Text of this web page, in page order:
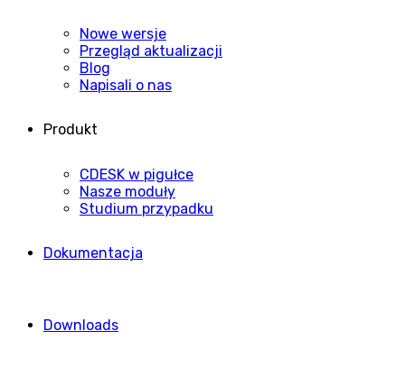
Nowe wersje
Przegląd aktualizacji
Blog
Napisali o nas
Produkt
CDESK w pigułce
Nasze moduły
Studium przypadku
Dokumentacja
Downloads